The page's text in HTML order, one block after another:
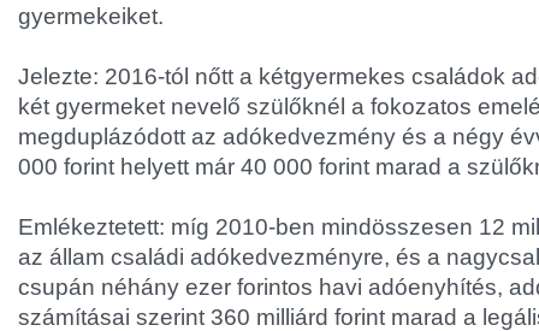
gyermekeiket.
Jelezte: 2016-tól nőtt a kétgyermekes családok
két gyermeket nevelő szülőknél a fokozatos
megduplázódott az adókedvezmény és a négy
000 forint helyett már 40 000 forint marad a
Emlékeztetett: míg 2010-ben mindösszesen 12
az állam családi adókedvezményre, és a
csupán néhány ezer forintos havi adóenyhítés,
számításai szerint 360 milliárd forint marad a